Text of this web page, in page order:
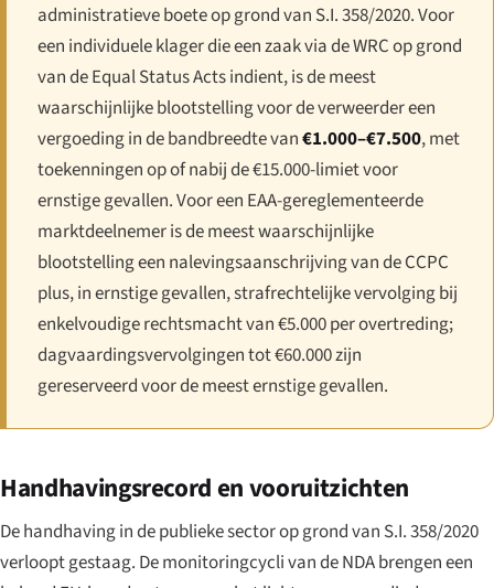
administratieve boete op grond van S.I. 358/2020. Voor
een individuele klager die een zaak via de WRC op grond
van de Equal Status Acts indient, is de meest
waarschijnlijke blootstelling voor de verweerder een
vergoeding in de bandbreedte van€1.000–€7.500, met
toekenningen op of nabij de €15.000-limiet voor
ernstige gevallen. Voor een EAA-gereglementeerde
marktdeelnemer is de meest waarschijnlijke
blootstelling een nalevingsaanschrijving van de CCPC
plus, in ernstige gevallen, strafrechtelijke vervolging bij
enkelvoudige rechtsmacht van €5.000 per overtreding;
dagvaardingsvervolgingen tot €60.000 zijn
gereserveerd voor de meest ernstige gevallen.
Handhavingsrecord en vooruitzichten
De handhaving in de publieke sector op grond van S.I. 358/2020
verloopt gestaag. De monitoringcycli van de NDA brengen een